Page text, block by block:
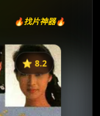
🔥找片神器🔥
⭐️ 8.2
》